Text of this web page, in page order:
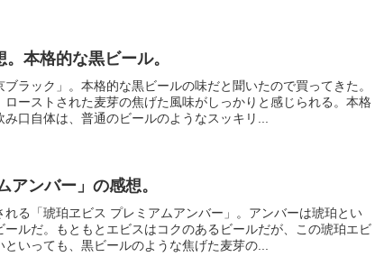
本格的な黒ビール。
ラック」。本格的な黒ビールの味だと聞いたので買ってきた。
ーストされた麦芽の焦げた風味がしっかりと感じられる。本格
口自体は、普通のビールのようなスッキリ...
アンバー」の感想。
る「琥珀ヱビス プレミアムアンバー」。アンバーは琥珀とい
ルだ。もともとエビスはコクのあるビールだが、この琥珀エビ
いっても、黒ビールのような焦げた麦芽の...